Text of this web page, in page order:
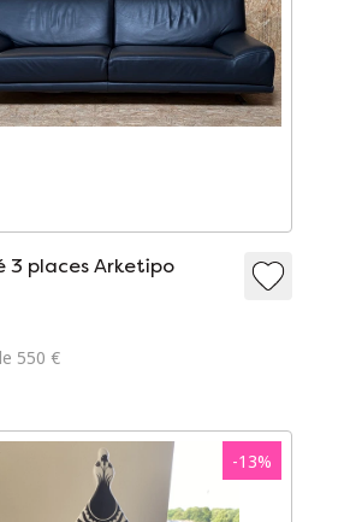
3 places Arketipo
550 €
-13%